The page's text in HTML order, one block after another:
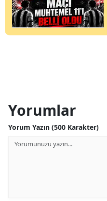
Yorumlar
Yorum Yazın (500 Karakter)